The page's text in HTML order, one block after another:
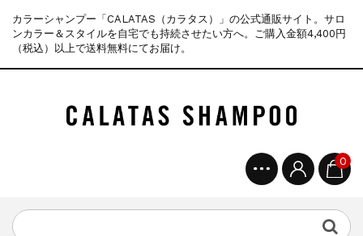
カラーシャンプー「CALATAS（カラタス）」の公式通販サイト。サロ
ンカラー＆スタイルを自宅でも持続させたい方へ。ご購入金額4,400円
（税込）以上で送料無料にてお届け。
0
ゴールデンウィーク期間中の商品発送とカス...